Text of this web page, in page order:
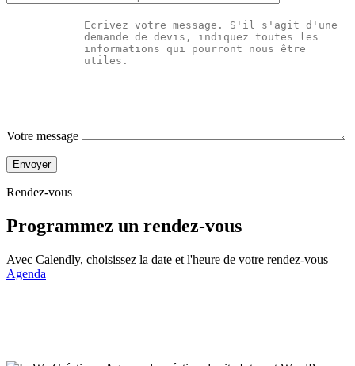
Votre message
Envoyer
Rendez-vous
Programmez un rendez-vous
Avec Calendly, choisissez la date et l'heure de votre rendez-vous
Agenda